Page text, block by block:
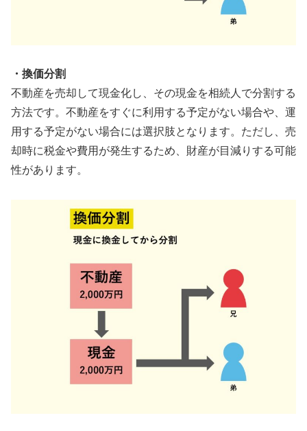
・換価分割
不動産を売却して現金化し、その現金を相続人で分割する
方法です。不動産をすぐに利用する予定がない場合や、運
用する予定がない場合には選択肢となります。ただし、売
却時に税金や費用が発生するため、財産が目減りする可能
性があります。